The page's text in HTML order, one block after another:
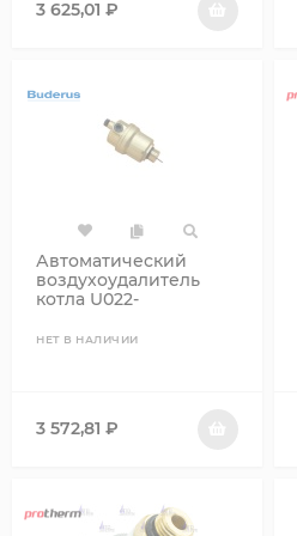
3 625,01 ₽
Автоматический
воздухоудалитель
котла U022-
НЕТ В НАЛИЧИИ
3 572,81 ₽